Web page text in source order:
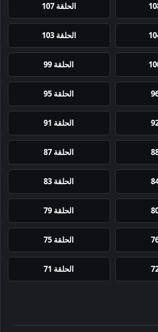
الحلقة 107
الحلقة 103
الحلقة 99
الحلقة 95
الحلقة 91
الحلقة 87
الحلقة 83
الحلقة 79
الحلقة 75
الحلقة 71